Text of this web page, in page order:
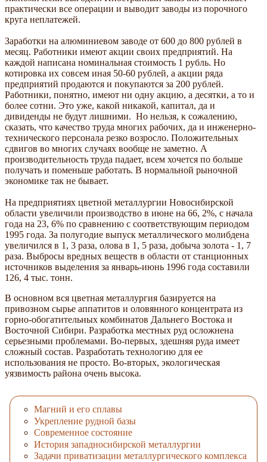
практически все операции и выводит заводы из порочного
круга неплатежей.
Заработки на алюминиевом заводе от 600 до 800 рублей в
месяц. Работники имеют акции своих предприятий. На
каждой написана номинальная стоимость 1 рубль. Но
котировка их совсем иная 50-60 рублей, а акции ряда
предприятий продаются и покупаются за 200 рублей.
Работники, понятно, имеют ни одну акцию, а десятки, а то и
более сотни. Это уже, какой никакой, капитал, да и
дивиденды не будут лишними. Но нельзя, к сожалению,
сказать, что качество труда многих рабочих, да и инженерно-
технического персонала резко возросло. Положительных
сдвигов во многих случаях вообще не заметно. А
производительность труда падает, всем хочется по больше
получать и поменьше работать. В нормальной рыночной
экономике так не бывает.
На предприятиях цветной металлургии Новосибирской
области увеличили производство в июне на 66, 2%, с начала
года на 23, 6% по сравнению с соответствующим периодом
1995 года. За полугодие выпуск металлического молибдена
увеличился в 1, 3 раза, олова в 1, 5 раза, добыча золота - 1, 7
раза. Выбросы вредных веществ в области от станционных
источников выделения за январь-июнь 1996 года составили
126, 4 тыс. тонн.
В основном вся цветная металлургия базируется на
привозном сырье аппатитов и оловянного концентрата из
горно-обогатительных комбинатов Дальнего Востока и
Восточной Сибири. Разработка местных руд осложнена
серьезными проблемами. Во-первых, здешняя руда имеет
сложный состав. Разработать технологию для ее
использования не просто. Во-вторых, экологическая
уязвимость района очень высока.
Магний и его сплавы
Укрепление рудной базы
Современное состояние
История западносибирской металлургии
Задачи приватизации металлургического комплекса